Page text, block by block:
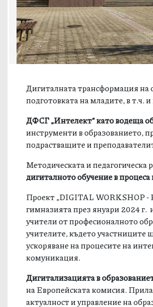
Дигиталната трансформация на
подготовката на младите, в
ДФСГ „Интелект“ като водеща
инструменти в образованието,
подрастващите и
Методическата и педагогическа
дигиталното обучение в
Проект „DIGITAL WORKSHOP -
гимназията през януари 2024 г.
учители от професионалното
учителите, където участниците
ускоряване на процесите на
комуникация.
Дигитализацията в
на Европейската комисия.
актуалност и управление на